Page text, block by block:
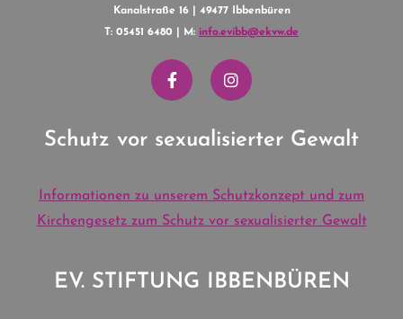
Kanalstraße 16 | 49477 Ibbenbüren
T: 05451 6480 | M: info.evibb@ekvw.de
Schutz vor sexualisierter Gewalt
Informationen zu unserem Schutzkonzept und zum
Kirchengesetz zum Schutz vor sexualisierter Gewalt
EV. STIFTUNG IBBENBÜREN